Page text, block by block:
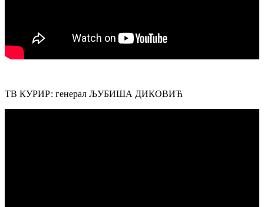
ТВ КУРИР: генерал ЉУБИША ДИКОВИЋ